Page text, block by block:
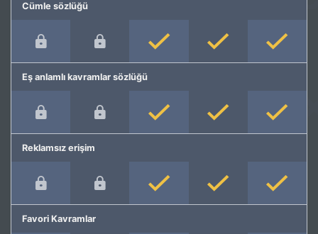
Cümle sözlüğü
Eş anlamlı kavramlar sözlüğü
Reklamsız erişim
Favori Kavramlar